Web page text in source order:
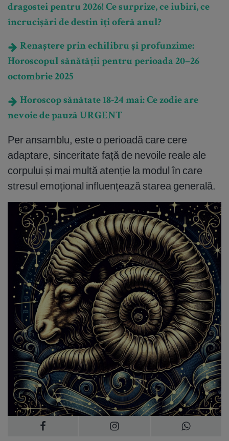
dragostei pentru 2026! Ce surprize, ce iubiri, ce
încrucișări de destin îți oferă anul?
Renaștere prin echilibru și profunzime:
Horoscopul sănătății pentru perioada 20–26
octombrie 2025
Horoscop sănătate 18-24 mai: Ce zodie are
nevoie de pauză URGENT
Per ansamblu, este o perioadă care cere
adaptare, sinceritate față de nevoile reale ale
corpului și mai multă atenție la modul în care
stresul emoțional influențează starea generală.